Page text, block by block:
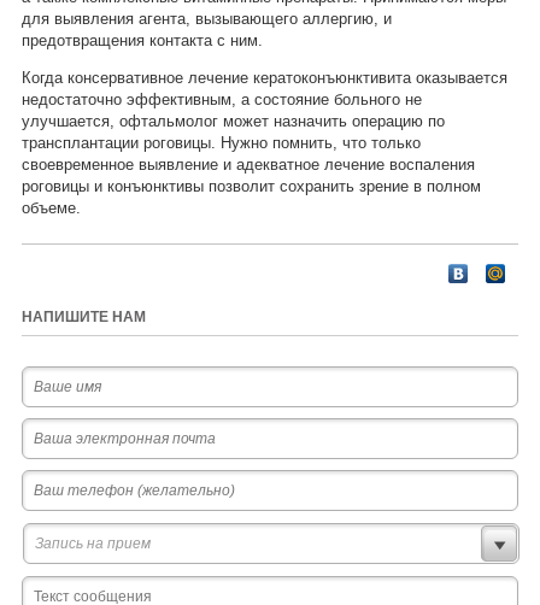
для выявления агента, вызывающего аллергию, и
предотвращения контакта с ним.
Когда консервативное лечение кератоконъюнктивита оказывается
недостаточно эффективным, а состояние больного не
улучшается, офтальмолог может назначить операцию по
трансплантации роговицы. Нужно помнить, что только
своевременное выявление и адекватное лечение воспаления
роговицы и конъюнктивы позволит сохранить зрение в полном
объеме.
НАПИШИТЕ НАМ
Запись на прием